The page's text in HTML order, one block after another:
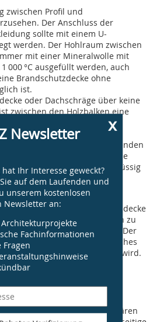
zwischen Profil und
Der Anschluss der
sollte mit einem U-
werden. Der Hohlraum zwischen
mit einer Mineralwolle mit
000 °C ausgefüllt werden, auch
Brandschutz­decke ohne
ist.
oder Dachschräge über keine
zwischen den Holzbalken eine
CD-Profilen (alternativ aus
Diese Auswechslung ist
der feuerhemmenden
15 mm) auszuführen. An diese
Montagewand dann kraftschlüssig
≥ 10 mm infolge
Verformung der Holzbalkendecke
durch auftretende Windkräften zu
gleitend auszuführen. Der
gebildet, indem ein zusätzliches
Gipsplattenbündel eingebaut wird.
und unbedingt vorher abzuklären
x
Newsletter
Ihr Interesse geweckt?
auf dem Laufenden und
unserem kostenlosen
Newsletter an:
Architekturprojekte
Fachinformationen
Fragen